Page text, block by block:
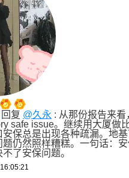
回复 @久永 : 从那份报告来
safe issue。继续用大厦做
安保总是出现各种疏漏。地
题仍然照样糟糕。一句话：
了安保问题。